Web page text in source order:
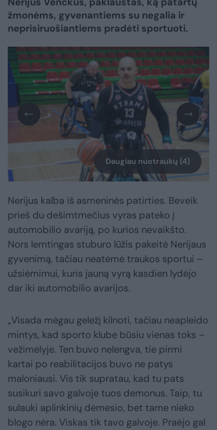
žmonėms, gyvenantiems su negalia ir
neprisiruošiantiems pradėti sportuoti.
Daugiau nuotraukų (4)
Nerijus kalba iš asmeninės patirties. Beveik
prieš du dešimtmečius vyras pateko į
automobilio avariją, po kurios nevaikšto.
Nors lemtingas stuburo lūžis pakeitė Nerijaus
gyvenimą, tačiau neatėmė traukos sportui –
užsiėmimui, kuris jauną vyrą kasdien lydėjo
dar iki automobilio avarijos.
„Visada mėgau geležį kilnoti, tačiau neapleido
mintys, kad sporto klube būsiu vienas toks –
vežimėlyje. Ten buvo nelengva, tie pirmi
kartai po reabilitacijos buvo ne patys
maloniausi. Vis tik supratau, kad tu pats
susikuri savo galvoje tuos demonus. Taip, tu
sulauki aplinkinių dėmesio, bet tame nieko
blogo nėra. Viskas tik tavo galvoje. Praėjo gal